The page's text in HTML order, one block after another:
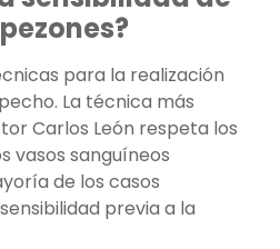
para la realización
La técnica más
Carlos León respeta los
vasos sanguíneos
de los casos
previa a la